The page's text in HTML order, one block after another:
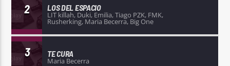
2 LOS DEL ESPACIO
LIT killah, Duki, Emilia, Tiago PZK, FMK,
Rusherking, Maria Becerra, Big One
3 TE CURA
Maria Becerra